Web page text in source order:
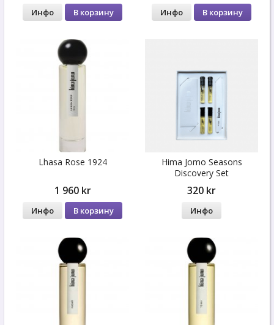
Инфо В корзину Инфо В корзину
Lhasa Rose 1924
1 960 kr
Инфо В корзину
Hima Jomo Seasons
Discovery Set
320 kr
Инфо